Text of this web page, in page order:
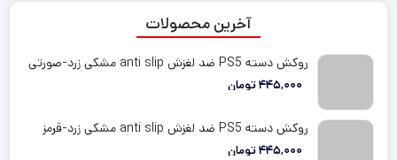
آخرین محصولات
روکش دسته PS5 ضد لغزش anti slip مشکی زرد-صورتی
445,000تومان
روکش دسته PS5 ضد لغزش anti slip مشکی زرد-قرمز
445,000تومان